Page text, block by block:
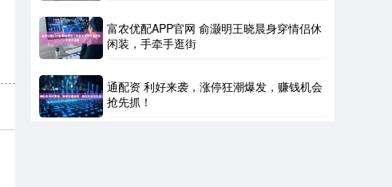
富农优配APP官网 俞灏明王晓晨身穿情侣休
闲装，手牵手逛街
通配资 利好来袭，涨停狂潮爆发，赚钱机会
抢先抓！